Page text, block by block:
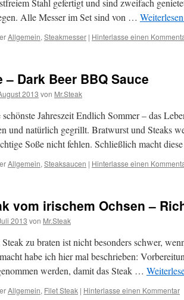
Stahl gefertigt und sind zweifach
Alle Messer im Set sind von … Weiterlesen
Allgemein, Steakmesser | Hinterlasse einen
– Dark Beer BBQ Sauce
2013 von Mr.Steak
Jahreszeit Endlich Sommer – das
und natürlich gegrillt. Bratwurst und Steaks
Soße nicht fehlen. Schließlich macht
Allgemein, Steaksaucen | Hinterlasse einen
vom irischem Ochsen –
2013 von Mr.Steak
zu braten ist nicht besonders schwer,
habe ich hier mal beschrieben:
werden, damit das Steak …
Allgemein, Filet Steak | Hinterlasse einen Kommentar